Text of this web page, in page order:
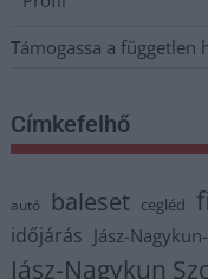
Támogassa a független
Címkefelhő
autó baleset cegléd
időjárás Jász-
Jász-Nagykun